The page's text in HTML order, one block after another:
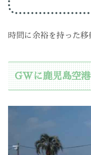
時間に余裕を持った移
GWに鹿児島空